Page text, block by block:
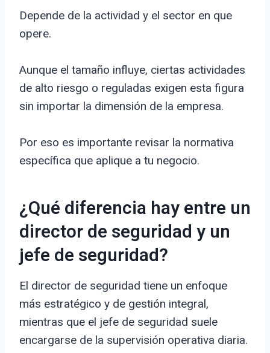
Depende de la actividad y el sector en que
opere.
Aunque el tamaño influye, ciertas actividades
de alto riesgo o reguladas exigen esta figura
sin importar la dimensión de la empresa.
Por eso es importante revisar la normativa
específica que aplique a tu negocio.
¿Qué diferencia hay entre un
director de seguridad y un
jefe de seguridad?
El director de seguridad tiene un enfoque
más estratégico y de gestión integral,
mientras que el jefe de seguridad suele
encargarse de la supervisión operativa diaria.